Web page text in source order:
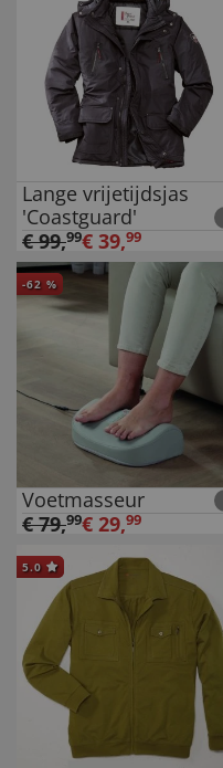
Lange vrijetijdsjas
'Coastguard'
€99,99€ 39,99
-62 %
Voetmasseur
€79,99€ 29,99
5.0